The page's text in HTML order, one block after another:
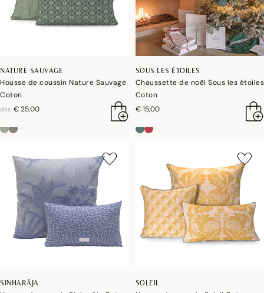
NATURE SAUVAGE
Housse de coussin Nature Sauvage
Coton
dès € 25,00
SOUS LES ÉTOILES
Chaussette de noël Sous les étoiles
Coton
€ 15,00
SINHARÂJA SOLEIL